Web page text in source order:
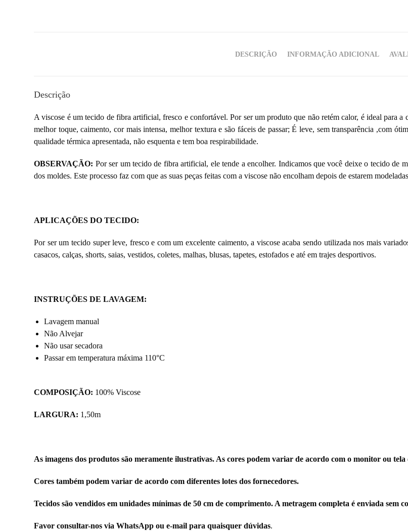
DESCRIÇÃO INFORMAÇÃO ADICIONAL
Descrição
A viscose é um tecido de fibra artificial, fresco e confortável. Por ser um produto que não retém calor, é ideal para a
melhor toque, caimento, cor mais intensa, melhor textura e são fáceis de passar; É leve, sem transparência ,com
qualidade térmica apresentada, não esquenta e tem boa respirabilidade.
OBSERVAÇÃO: Por ser um tecido de fibra artificial, ele tende a encolher. Indicamos que você deixe o tecido de
dos moldes. Este processo faz com que as suas peças feitas com a viscose não encolham depois de estarem
APLICAÇÕES DO TECIDO:
Por ser um tecido super leve, fresco e com um excelente caimento, a viscose acaba sendo utilizada nos mais
casacos, calças, shorts, saias, vestidos, coletes, malhas, blusas, tapetes, estofados e até em trajes desportivos.
INSTRUÇÕES DE LAVAGEM:
Lavagem manual
Não Alvejar
Não usar secadora
Passar em temperatura máxima 110°C
COMPOSIÇÃO: 100% Viscose
LARGURA: 1,50m
As imagens dos produtos são meramente ilustrativas. As cores podem variar de acordo com o monitor ou
Cores também podem variar de acordo com diferentes lotes dos fornecedores.
Tecidos são vendidos em unidades mínimas de 50 cm de comprimento. A metragem completa é enviada sem
Favor consultar-nos via WhatsApp ou e-mail para quaisquer dúvidas.